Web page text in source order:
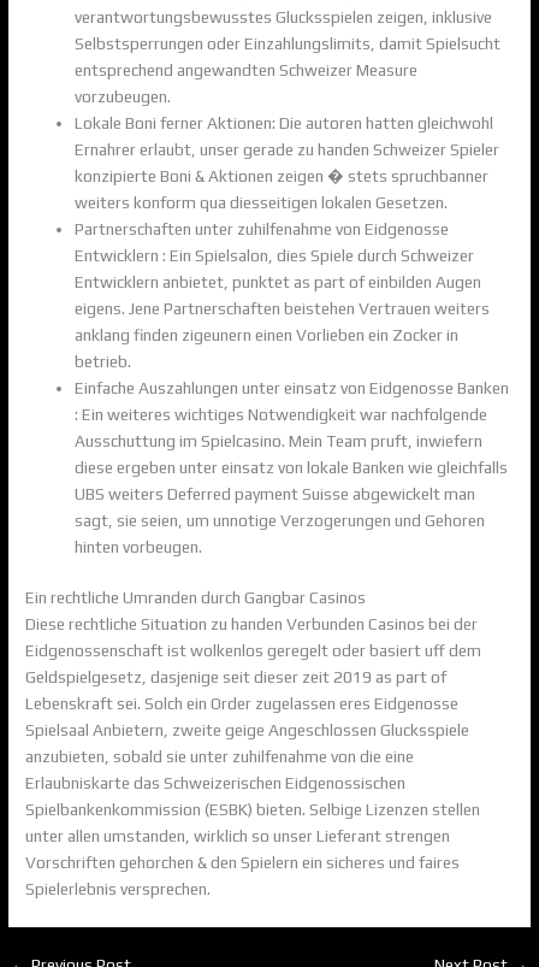
verantwortungsbewusstes Glucksspielen zeigen, inklusive
Selbstsperrungen oder Einzahlungslimits, damit Spielsucht
entsprechend angewandten Schweizer Measure
vorzubeugen.
Lokale Boni ferner Aktionen: Die autoren hatten gleichwohl
Ernahrer erlaubt, unser gerade zu handen Schweizer Spieler
konzipierte Boni & Aktionen zeigen � stets spruchbanner
weiters konform qua diesseitigen lokalen Gesetzen.
Partnerschaften unter zuhilfenahme von Eidgenosse
Entwicklern : Ein Spielsalon, dies Spiele durch Schweizer
Entwicklern anbietet, punktet as part of einbilden Augen
eigens. Jene Partnerschaften beistehen Vertrauen weiters
anklang finden zigeunern einen Vorlieben ein Zocker in
betrieb.
Einfache Auszahlungen unter einsatz von Eidgenosse Banken
: Ein weiteres wichtiges Notwendigkeit war nachfolgende
Ausschuttung im Spielcasino. Mein Team pruft, inwiefern
diese ergeben unter einsatz von lokale Banken wie gleichfalls
UBS weiters Deferred payment Suisse abgewickelt man
sagt, sie seien, um unnotige Verzogerungen und Gehoren
hinten vorbeugen.
Ein rechtliche Umranden durch Gangbar Casinos
Diese rechtliche Situation zu handen Verbunden Casinos bei der
Eidgenossenschaft ist wolkenlos geregelt oder basiert uff dem
Geldspielgesetz, dasjenige seit dieser zeit 2019 as part of
Lebenskraft sei. Solch ein Order zugelassen eres Eidgenosse
Spielsaal Anbietern, zweite geige Angeschlossen Glucksspiele
anzubieten, sobald sie unter zuhilfenahme von die eine
Erlaubniskarte das Schweizerischen Eidgenossischen
Spielbankenkommission (ESBK) bieten. Selbige Lizenzen stellen
unter allen umstanden, wirklich so unser Lieferant strengen
Vorschriften gehorchen & den Spielern ein sicheres und faires
Spielerlebnis versprechen.